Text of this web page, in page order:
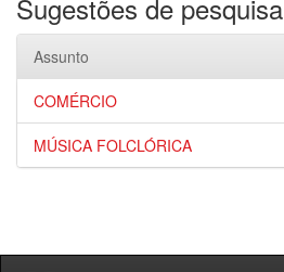
Sugestões de pesquisa
Assunto
COMÉRCIO
MÚSICA FOLCLÓRICA